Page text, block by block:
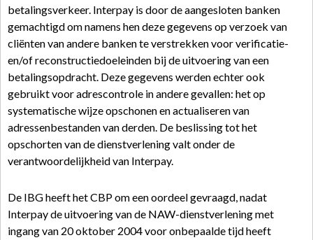
betalingsverkeer. Interpay is door de aangesloten banken
gemachtigd om namens hen deze gegevens op verzoek van
cliënten van andere banken te verstrekken voor verificatie-
en/of reconstructiedoeleinden bij de uitvoering van een
betalingsopdracht. Deze gegevens werden echter ook
gebruikt voor adrescontrole in andere gevallen: het op
systematische wijze opschonen en actualiseren van
adressenbestanden van derden. De beslissing tot het
opschorten van de dienstverlening valt onder de
verantwoordelijkheid van Interpay.
De IBG heeft het CBP om een oordeel gevraagd, nadat
Interpay de uitvoering van de NAW-dienstverlening met
ingang van 20 oktober 2004 voor onbepaalde tijd heeft